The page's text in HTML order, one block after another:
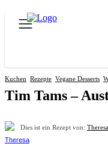
Kuchen Rezepte Vegane Desserts
Tim Tams –
Dies ist ein Rezept von: Theresa